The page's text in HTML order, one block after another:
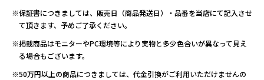
※保証書につきましては、販売日（商品発送日）・品番を当店にて記入させ
て頂きます、予めご了承ください。
※掲載商品はモニターやPC環境等により実物と多少色合いが異なって見え
る場合もございます。
※50万円以上の商品につきましては、代金引換がご利用いただけませんの